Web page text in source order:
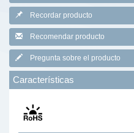
Recordar producto
Recomendar producto
Pregunta sobre el producto
Características